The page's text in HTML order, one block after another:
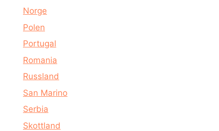
Norge
Polen
Portugal
Romania
Russland
San Marino
Serbia
Skottland